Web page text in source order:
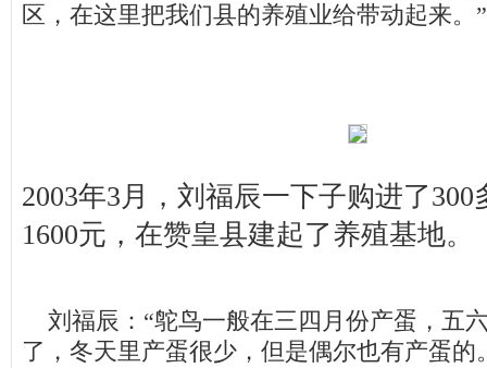
区，在这里把我们县的养殖业给带动起来。”
2003年3月，刘福辰一下子购进了
1600元，在赞皇县建起了养殖基地。
刘福辰：“鸵鸟一般在三四月份产蛋，五
了，冬天里产蛋很少，但是偶尔也有产蛋的